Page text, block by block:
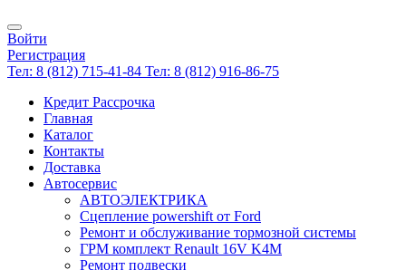
Войти
Регистрация
Тел: 8 (812) 715-41-84 Тел: 8 (812) 916-86-75
Кредит Рассрочка
Главная
Каталог
Контакты
Доставка
Автосервис
АВТОЭЛЕКТРИКА
Сцепление powershift от Ford
Ремонт и обслуживание тормозной системы
ГРМ комплект Renault 16V K4M
Ремонт подвески